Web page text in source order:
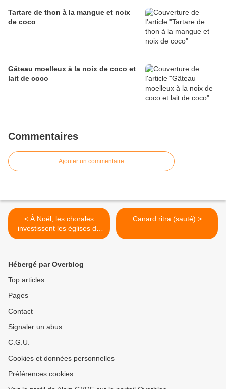
Tartare de thon à la mangue et noix
de coco
Gâteau moelleux à la noix de coco et
lait de coco
Commentaires
Ajouter un commentaire
< À Noël, les chorales
investissent les églises du
pays
Canard ritra (sauté) >
Hébergé par Overblog
Top articles
Pages
Contact
Signaler un abus
C.G.U.
Cookies et données personnelles
Préférences cookies